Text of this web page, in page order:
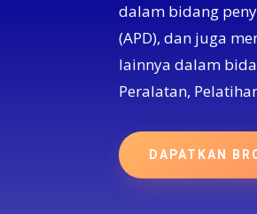
dalam bidang
(APD), dan juga
lainnya dalam
Peralatan,
DAPATKAN